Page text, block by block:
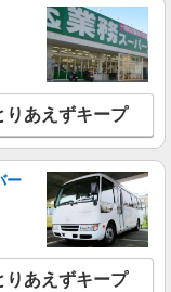
りあえずキープ
ー
りあえずキープ